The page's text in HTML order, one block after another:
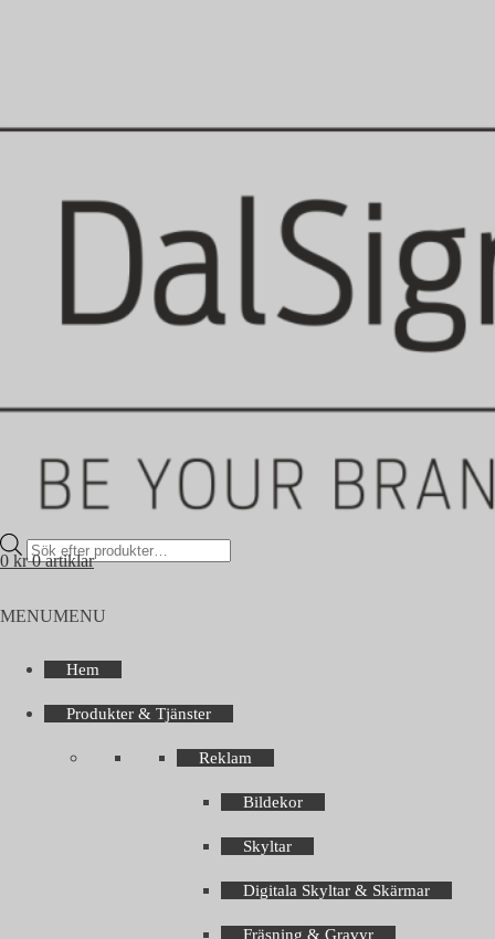
Products
search
0 kr 0 artiklar
MENUMENU
Hem
Produkter & Tjänster
Reklam
Bildekor
Skyltar
Digitala Skyltar & Skärmar
Fräsning & Gravyr